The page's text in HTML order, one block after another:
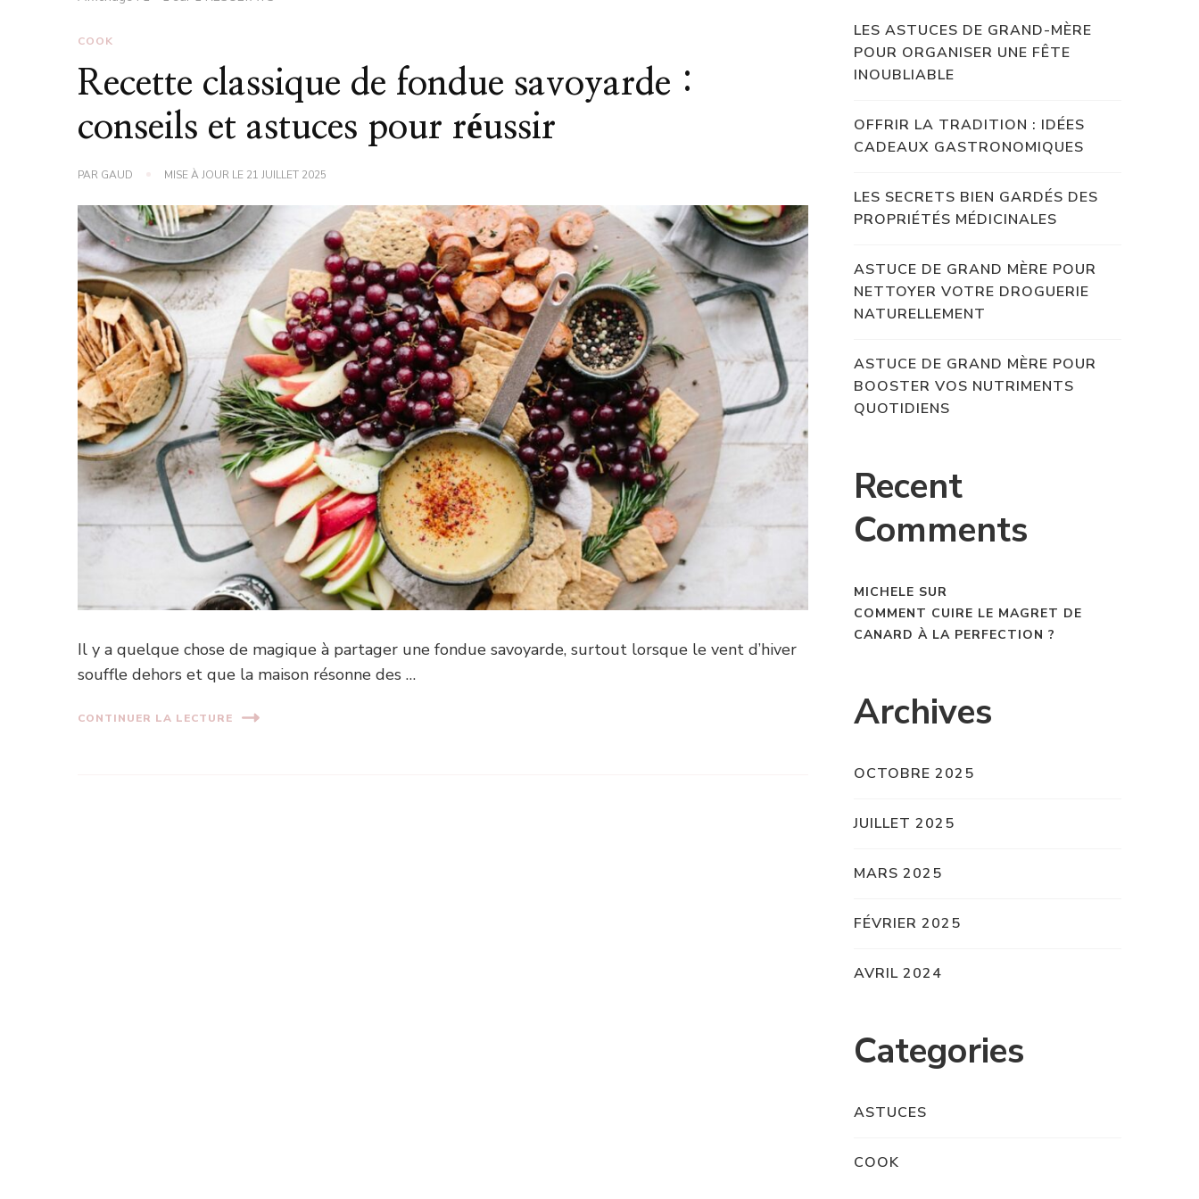
COOK
Recette classique de fondue savoyarde :
conseils et astuces pour réussir
PAR GAUD MISE À JOUR LE 21 JUILLET 2025
Il y a quelque chose de magique à partager une fondue savoyarde, surtout lorsque le vent d’hiver
souffle dehors et que la maison résonne des …
CONTINUER LA LECTURE
LES ASTUCES DE GRAND-MÈRE
POUR ORGANISER UNE FÊTE
INOUBLIABLE
OFFRIR LA TRADITION : IDÉES
CADEAUX GASTRONOMIQUES
LES SECRETS BIEN GARDÉS DES
PROPRIÉTÉS MÉDICINALES
ASTUCE DE GRAND MÈRE POUR
NETTOYER VOTRE DROGUERIE
NATURELLEMENT
ASTUCE DE GRAND MÈRE POUR
BOOSTER VOS NUTRIMENTS
QUOTIDIENS
Recent
Comments
MICHELE SUR
COMMENT CUIRE LE MAGRET DE
CANARD À LA PERFECTION ?
Archives
OCTOBRE 2025
JUILLET 2025
MARS 2025
FÉVRIER 2025
AVRIL 2024
Categories
ASTUCES
COOK